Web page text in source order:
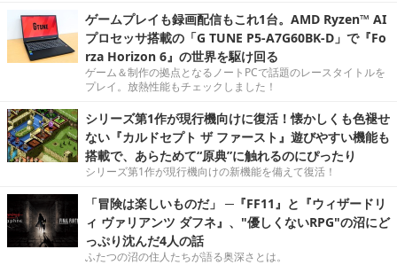
ゲームプレイも録画配信もこれ1台。AMD Ryzen™ AI
プロセッサ搭載の「G TUNE P5-A7G60BK-D」で『Fo
rza Horizon 6』の世界を駆け回る
ゲーム＆制作の拠点となるノートPCで話題のレースタイトルを
プレイ。放熱性能もチェックしました！
シリーズ第1作が現行機向けに復活！懐かしくも色褪せ
ない『カルドセプト ザ ファースト』遊びやすい機能も
搭載で、あらためて“原典”に触れるのにぴったり
シリーズ第1作が現行機向けの新機能を備えて復活！
「冒険は楽しいものだ」 ─『FF11』と『ウィザードリ
ィ ヴァリアンツ ダフネ』、"優しくないRPG"の沼にど
っぷり沈んだ4人の話
ふたつの沼の住人たちが語る奥深さとは。